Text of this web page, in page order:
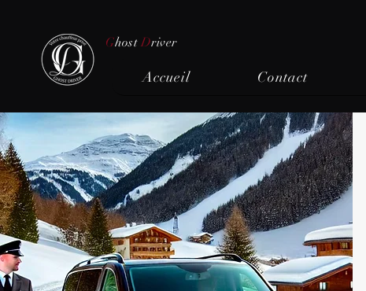
Ghost Driver
Accueil Contact